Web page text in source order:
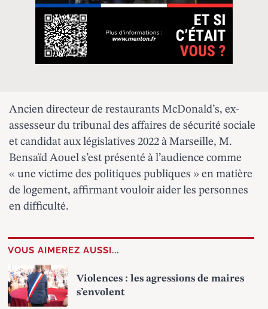
Ancien directeur de restaurants McDonald’s, ex-
assesseur du tribunal des affaires de sécurité sociale
et candidat aux législatives 2022 à Marseille, M.
Bensaïd Aouel s’est présenté à l’audience comme
« une victime des politiques publiques » en matière
de logement, affirmant vouloir aider les personnes
en difficulté.
VOUS AIMEREZ AUSSI...
Violences : les agressions de maires
s’envolent